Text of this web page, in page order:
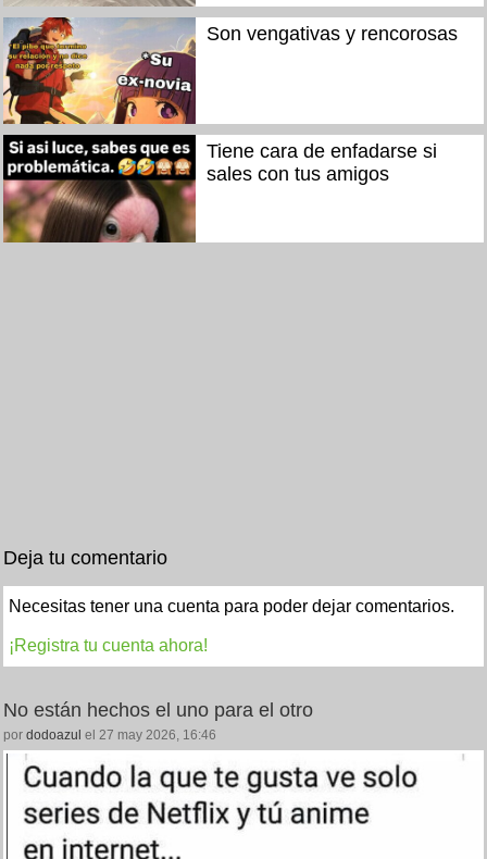
Son vengativas y rencorosas
Tiene cara de enfadarse si
sales con tus amigos
Deja tu comentario
Necesitas tener una cuenta para poder dejar comentarios.
¡Registra tu cuenta ahora!
No están hechos el uno para el otro
por dodoazul el 27 may 2026, 16:46